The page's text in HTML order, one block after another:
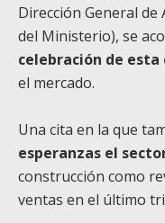
Dirección General
del Ministerio), se
celebración de esta
el mercado.
Una cita en la que
esperanzas el
construcción como
ventas en el último